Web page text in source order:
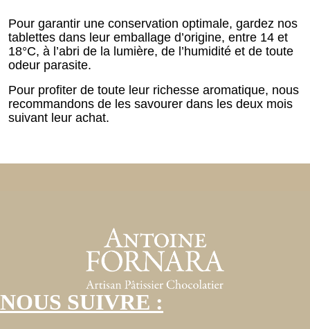
Pour garantir une conservation optimale, gardez nos
tablettes dans leur emballage d’origine, entre 14 et
18°C, à l’abri de la lumière, de l’humidité et de toute
odeur parasite.
Pour profiter de toute leur richesse aromatique, nous
recommandons de les savourer dans les deux mois
suivant leur achat.
NOUS SUIVRE :